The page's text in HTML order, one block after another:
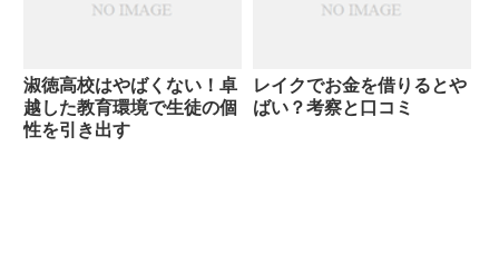
淑徳高校はやばくない！卓
越した教育環境で生徒の個
性を引き出す
レイクでお金を借りるとや
ばい？考察と口コミ